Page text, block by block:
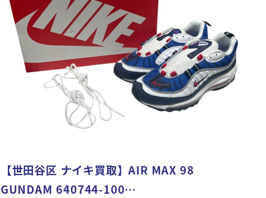
【世田谷区 ナイキ買取】AIR MAX 98
GUNDAM 640744-100…